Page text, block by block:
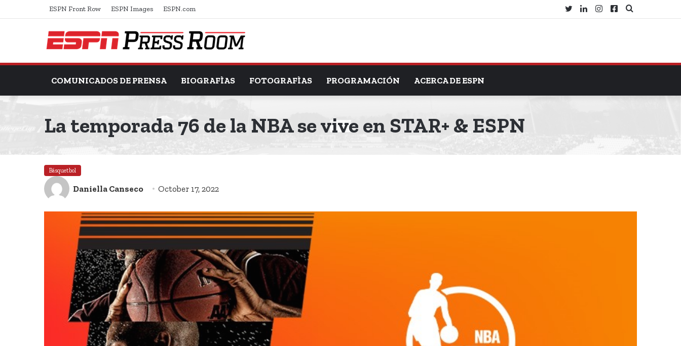
ESPN Front Row ESPN Images ESPN.com
Search
Facebook
Instagram
LinkedIn
Twitter
COMUNICADOS DE PRENSA BIOGRAFÌAS FOTOGRAFÌAS PROGRAMACIÓN ACERCA DE ESPN
La temporada 76 de la NBA se vive en STAR+ & ESPN
Básquetbol
Daniella Canseco October 17, 2022